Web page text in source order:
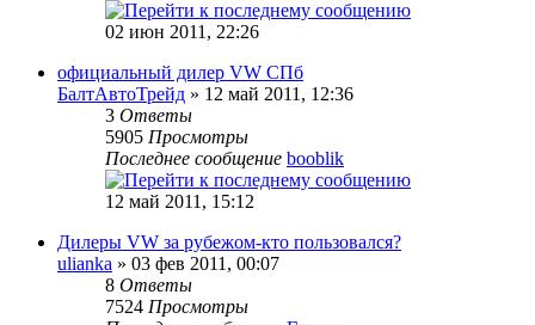
02 июн 2011, 22:26
официальный дилер VW СПб
БалтАвтоТрейд » 12 май 2011, 12:36
3 Ответы
5905 Просмотры
Последнее сообщение booblik
12 май 2011, 15:12
Дилеры VW за рубежом-кто пользовался?
ulianka » 03 фев 2011, 00:07
8 Ответы
7524 Просмотры